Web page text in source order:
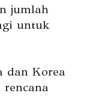
jumlah
untuk
dan Korea
rencana